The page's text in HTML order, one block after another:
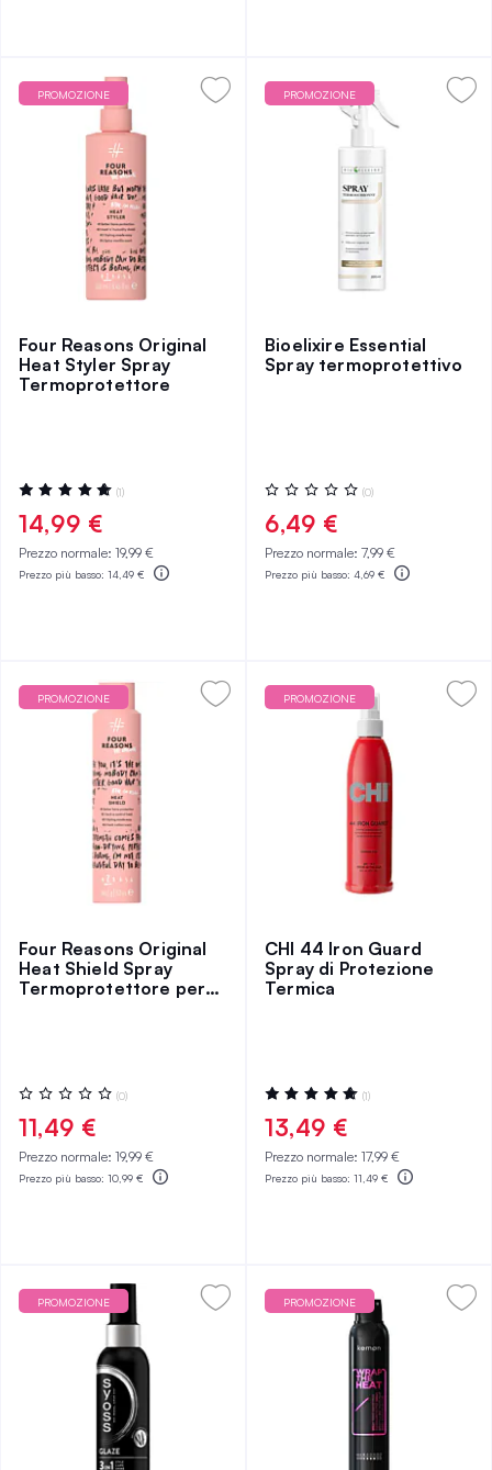
PROMOZIONE
Four Reasons Original
Heat Styler Spray
Termoprotettore
Valutazione:
100%
(1)
14,99 €
Prezzo normale: 19,99 €
Prezzo più basso: 14,49 €
PROMOZIONE
Bioelixire Essential
Spray termoprotettivo
Valutazione:
0%
(0)
6,49 €
Prezzo normale: 7,99 €
Prezzo più basso: 4,69 €
PROMOZIONE
Four Reasons Original
Heat Shield Spray
Termoprotettore per
Valutazione:
0%
(0)
11,49 €
Prezzo normale: 19,99 €
Prezzo più basso: 10,99 €
PROMOZIONE
CHI 44 Iron Guard
Spray di Protezione
Termica
Valutazione:
100%
(1)
13,49 €
Prezzo normale: 17,99 €
Prezzo più basso: 11,49 €
PROMOZIONE PROMOZIONE